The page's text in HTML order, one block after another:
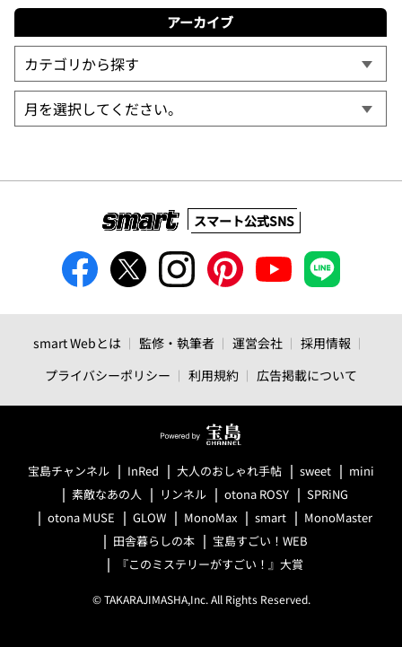
アーカイブ
スマート公式SNS
smart Webとは 監修・執筆者 運営会社
採用情報
プライバシーポリシー
利用規約 広告掲載について
宝島チャンネル InRed 大人のおしゃれ手帖 sweet
mini
素敵なあの人
リンネル otona ROSY
SPRiNG
otona MUSE
GLOW MonoMax smart
MonoMaster
田舎暮らしの本
宝島すごい！WEB
『このミステリーがすごい！』大賞
© TAKARAJIMASHA,Inc. All Rights Reserved.